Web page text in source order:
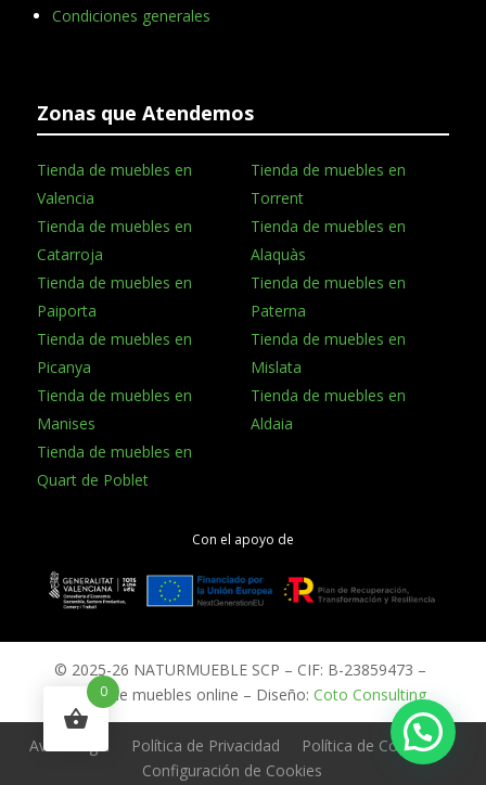
Condiciones generales
Zonas que Atendemos
Tienda de muebles en
Valencia
Tienda de muebles en
Catarroja
Tienda de muebles en
Paiporta
Tienda de muebles en
Picanya
Tienda de muebles en
Manises
Tienda de muebles en
Quart de Poblet
Tienda de muebles en
Torrent
Tienda de muebles en
Alaquàs
Tienda de muebles en
Paterna
Tienda de muebles en
Mislata
Tienda de muebles en
Aldaia
Con el apoyo de
© 2025-26 NATURMUEBLE SCP – CIF: B-23859473 –
Tienda de muebles online – Diseño:Coto Consulting
0
Aviso Legal Política de Privacidad
Política de Cookies
Configuración de Cookies